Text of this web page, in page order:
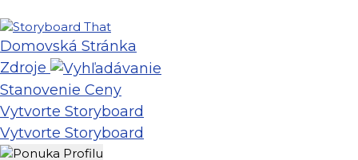
Domovská Stránka
Zdroje
Stanovenie Ceny
Vytvorte Storyboard
Vytvorte Storyboard